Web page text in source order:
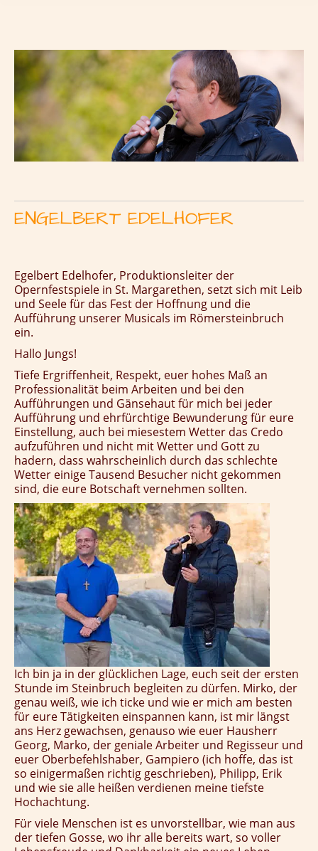
ENGELBERT EDELHOFER
Egelbert Edelhofer, Produktionsleiter der
Opernfestspiele in St. Margarethen, setzt sich mit Leib
und Seele für das Fest der Hoffnung und die
Aufführung unserer Musicals im Römersteinbruch
ein.
Hallo Jungs!
Tiefe Ergriffenheit, Respekt, euer hohes Maß an
Professionalität beim Arbeiten und bei den
Aufführungen und Gänsehaut für mich bei jeder
Aufführung und ehrfürchtige Bewunderung für eure
Einstellung, auch bei miesestem Wetter das Credo
aufzuführen und nicht mit Wetter und Gott zu
hadern, dass wahrscheinlich durch das schlechte
Wetter einige Tausend Besucher nicht gekommen
sind, die eure Botschaft vernehmen sollten.
Ich bin ja in der glücklichen Lage, euch seit der ersten
Stunde im Steinbruch begleiten zu dürfen. Mirko, der
genau weiß, wie ich ticke und wie er mich am besten
für eure Tätigkeiten einspannen kann, ist mir längst
ans Herz gewachsen, genauso wie euer Hausherr
Georg, Marko, der geniale Arbeiter und Regisseur und
euer Oberbefehlshaber, Gampiero (ich hoffe, das ist
so einigermaßen richtig geschrieben), Philipp, Erik
und wie sie alle heißen verdienen meine tiefste
Hochachtung.
Für viele Menschen ist es unvorstellbar, wie man aus
der tiefen Gosse, wo ihr alle bereits wart, so voller